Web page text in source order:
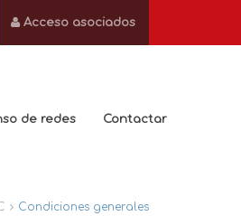
Acceso asociados
de redes Contactar
Condiciones generales